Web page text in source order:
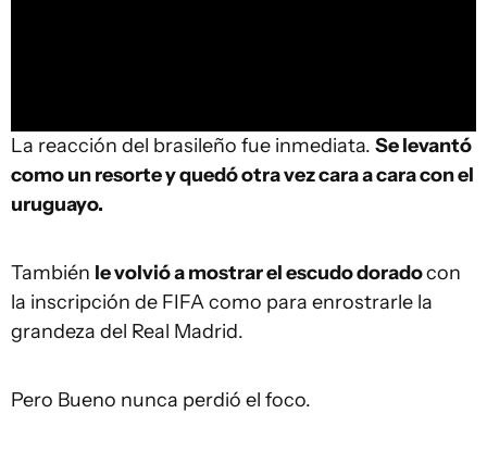
La reacción del brasileño fue inmediata. Se levantó
como un resorte y quedó otra vez cara a cara con el
uruguayo.
También le volvió a mostrar el escudo doradocon
la inscripción de FIFA como para enrostrarle la
grandeza del Real Madrid.
Pero Bueno nunca perdió el foco.